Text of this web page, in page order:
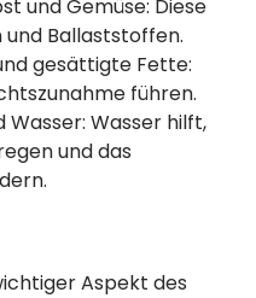
und Gemüse: Diese
Ballaststoffen.
gesättigte Fette:
führen.
Wasser: Wasser hilft,
und das
Aspekt des